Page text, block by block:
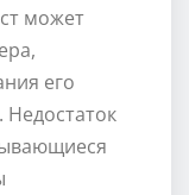
может
его
Недостаток